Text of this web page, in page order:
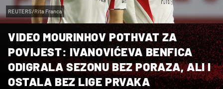
REUTERS/Rita Franca
VIDEO MOURINHOV POTHVAT ZA
POVIJEST: IVANOVIĆEVA BENFICA
ODIGRALA SEZONU BEZ PORAZA, ALI I
OSTALA BEZ LIGE PRVAKA